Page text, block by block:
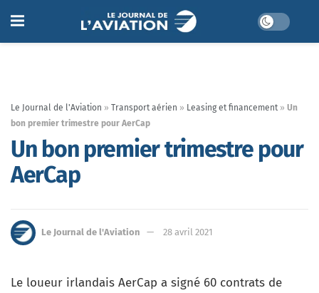
Le Journal de l'Aviation » Transport aérien » Leasing et financement » Un
bon premier trimestre pour AerCap
Un bon premier trimestre pour
AerCap
Le Journal de l'Aviation 28 avril 2021
Le loueur irlandais AerCap a signé 60 contrats de